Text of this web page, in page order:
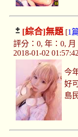
[綜合]無題[1
評分：0, 年：0,
2018-01-02 01:57:42
今
好
島